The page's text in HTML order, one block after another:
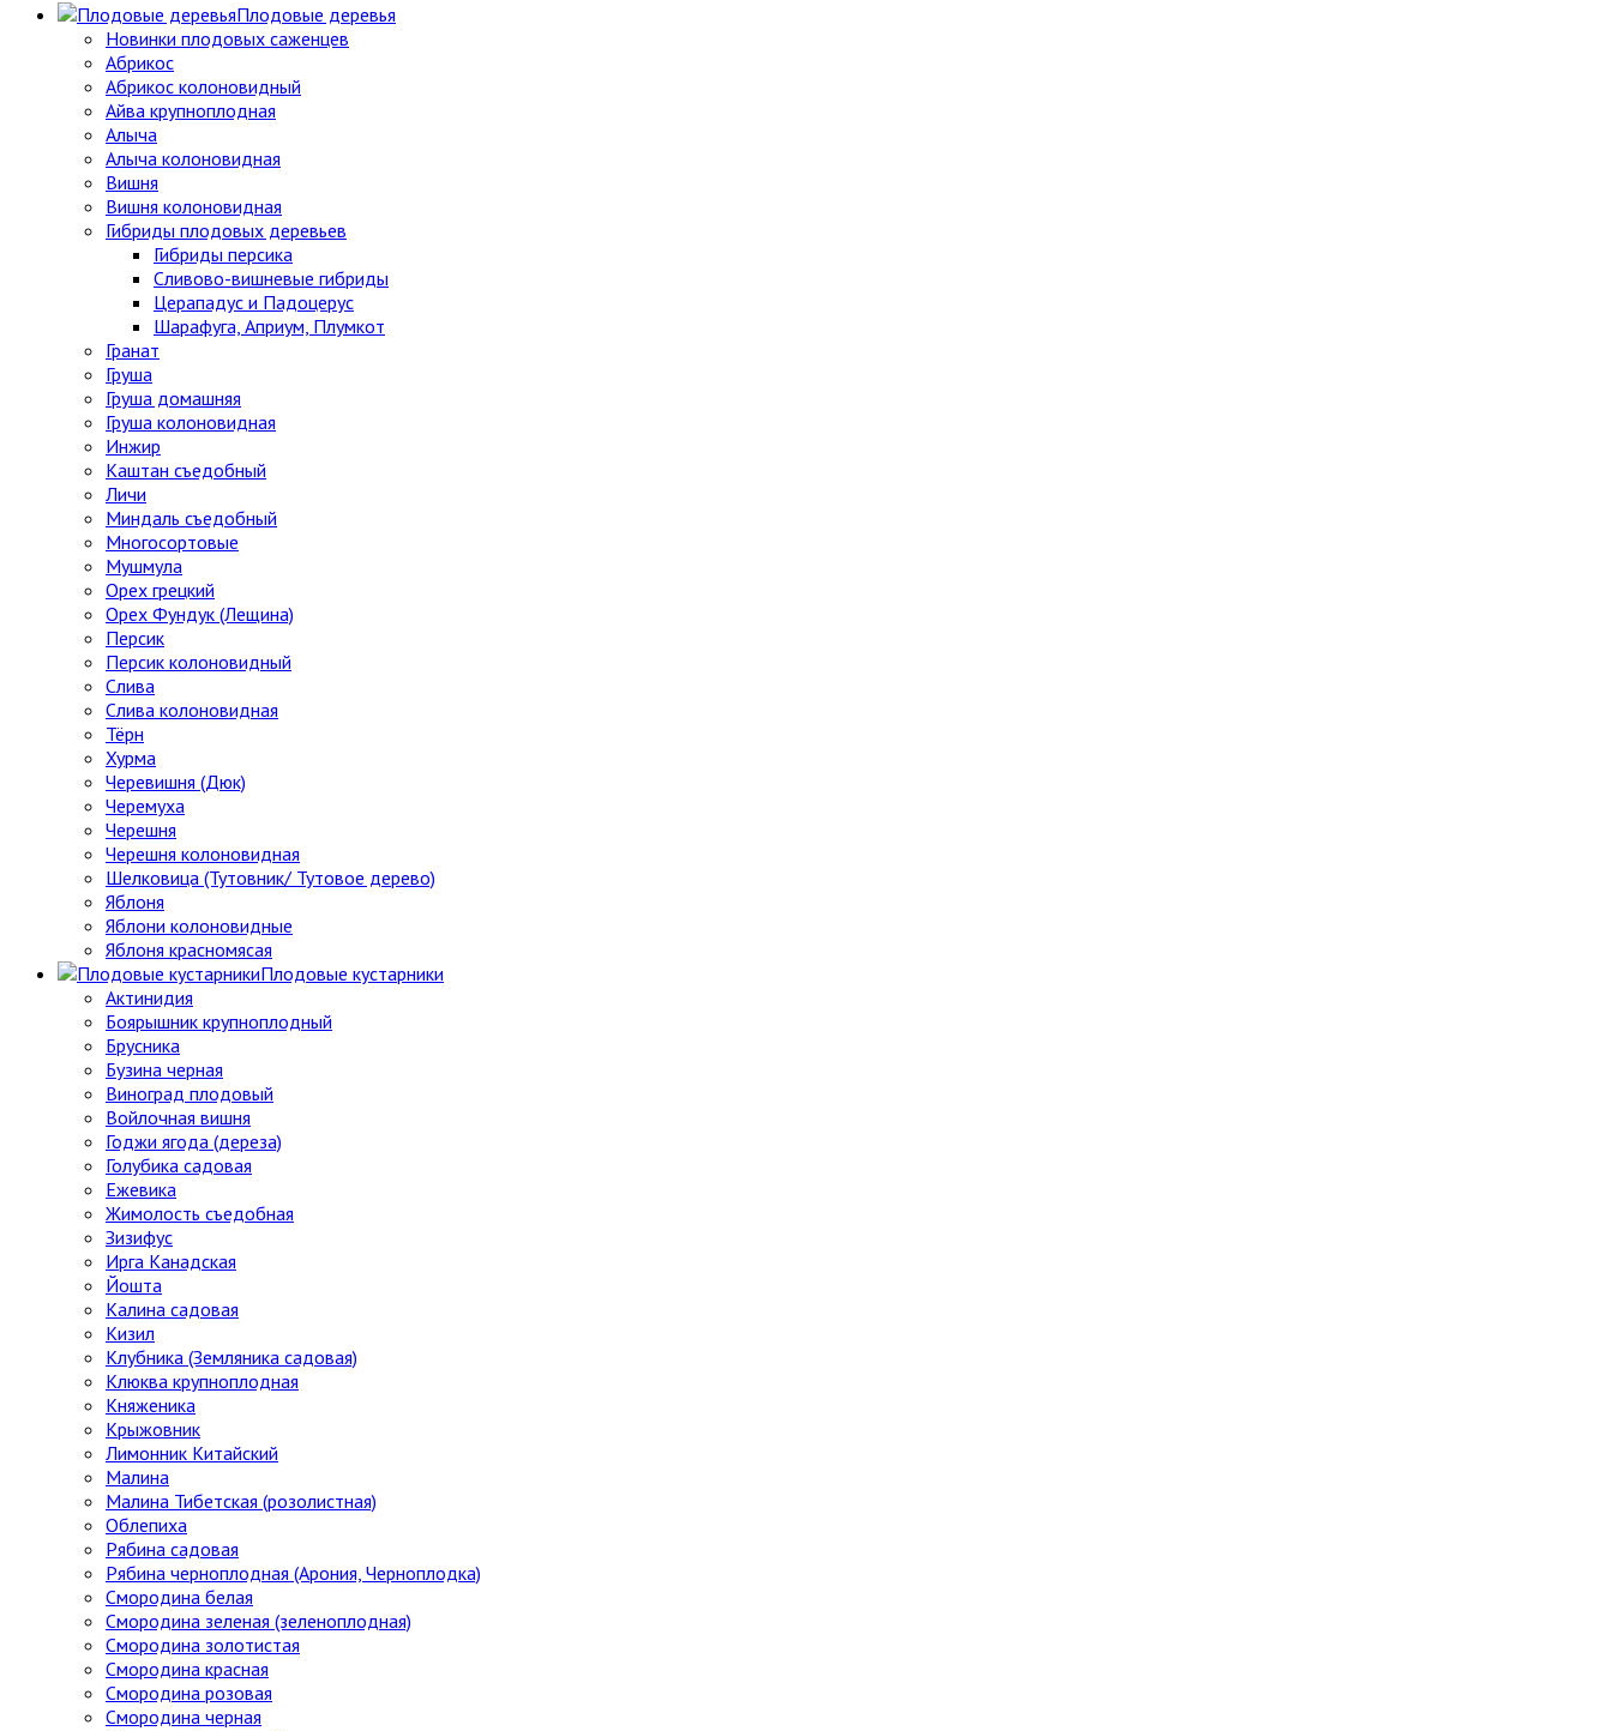
Плодовые деревья
Новинки плодовых саженцев
Абрикос
Абрикос колоновидный
Айва крупноплодная
Алыча
Алыча колоновидная
Вишня
Вишня колоновидная
Гибриды плодовых деревьев
Гибриды персика
Сливово-вишневые гибриды
Церападус и Падоцерус
Шарафуга, Априум, Плумкот
Гранат
Груша
Груша домашняя
Груша колоновидная
Инжир
Каштан съедобный
Личи
Миндаль съедобный
Многосортовые
Мушмула
Орех грецкий
Орех Фундук (Лещина)
Персик
Персик колоновидный
Слива
Слива колоновидная
Тёрн
Хурма
Черевишня (Дюк)
Черемуха
Черешня
Черешня колоновидная
Шелковица (Тутовник/ Тутовое дерево)
Яблоня
Яблони колоновидные
Яблоня красномясая
Плодовые кустарники
Актинидия
Боярышник крупноплодный
Брусника
Бузина черная
Виноград плодовый
Войлочная вишня
Годжи ягода (дереза)
Голубика садовая
Ежевика
Жимолость съедобная
Зизифус
Ирга Канадская
Йошта
Калина садовая
Кизил
Клубника (Земляника садовая)
Клюква крупноплодная
Княженика
Крыжовник
Лимонник Китайский
Малина
Малина Тибетская (розолистная)
Облепиха
Рябина садовая
Рябина черноплодная (Арония, Черноплодка)
Смородина белая
Смородина зеленая (зеленоплодная)
Смородина золотистая
Смородина красная
Смородина розовая
Смородина черная